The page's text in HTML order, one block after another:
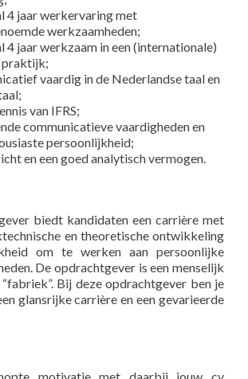
4 jaar werkervaring met
werkzaamheden;
4 jaar werkzaam in een (internationale)
vaardig in de Nederlandse taal en
van IFRS;
communicatieve vaardigheden en
persoonlijkheid;
en een goed analytisch vermogen.
biedt kandidaten een carrière met
en theoretische ontwikkeling
om te werken aan persoonlijke
De opdrachtgever is een menselijk
Bij deze opdrachtgever ben je
glansrijke carrière en een gevarieerde